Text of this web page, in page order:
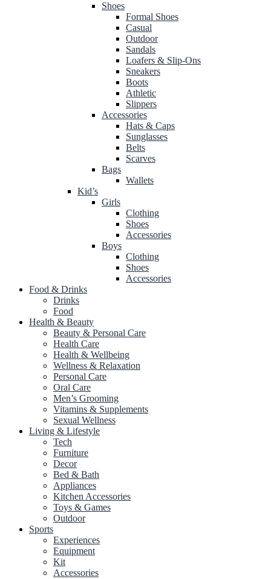
Shoes
Formal Shoes
Casual
Outdoor
Sandals
Loafers & Slip-Ons
Sneakers
Boots
Athletic
Slippers
Accessories
Hats & Caps
Sunglasses
Belts
Scarves
Bags
Wallets
Kid’s
Girls
Clothing
Shoes
Accessories
Boys
Clothing
Shoes
Accessories
Food & Drinks
Drinks
Food
Health & Beauty
Beauty & Personal Care
Health Care
Health & Wellbeing
Wellness & Relaxation
Personal Care
Oral Care
Men’s Grooming
Vitamins & Supplements
Sexual Wellness
Living & Lifestyle
Tech
Furniture
Decor
Bed & Bath
Appliances
Kitchen Accessories
Toys & Games
Outdoor
Sports
Experiences
Equipment
Kit
Accessories